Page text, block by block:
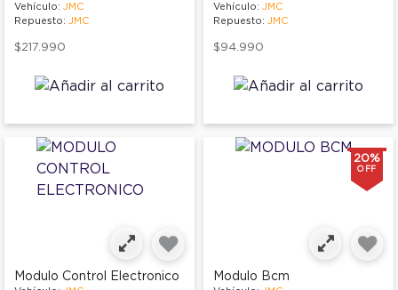
Vehículo: JMC
Repuesto: JMC
$217.990
Vehículo: JMC
Repuesto: JMC
$94.990
Modulo Control Electronico
20%
OFF
Modulo Bcm